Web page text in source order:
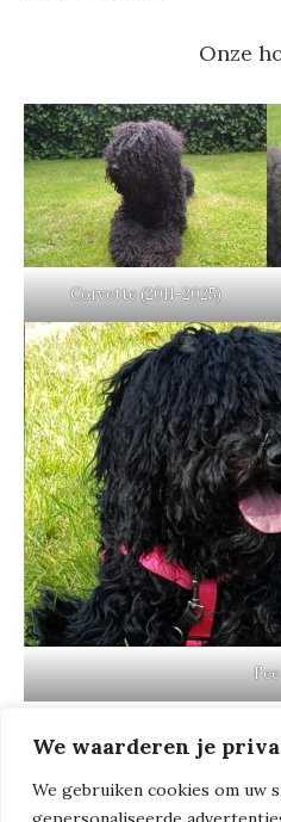
We waarderen je
We gebruiken cookies om uw
Onze
Corvette (2011-2025)
Fee